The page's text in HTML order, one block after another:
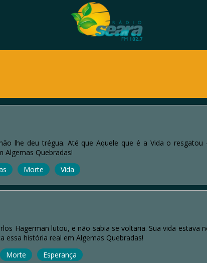
lhe deu trégua. Até que Aquele que é a Vida o
Algemas Quebradas!
Morte Vida
Hagerman lutou, e não sabia se voltaria. Sua vida estava
essa história real em Algemas Quebradas!
Morte Esperança